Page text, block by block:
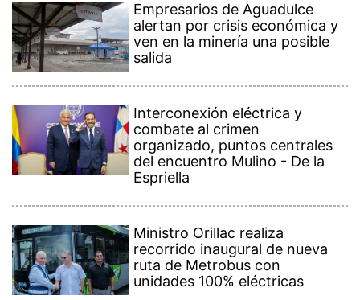
Empresarios de Aguadulce
alertan por crisis económica y
ven en la minería una posible
salida
Interconexión eléctrica y
combate al crimen
organizado, puntos centrales
del encuentro Mulino - De la
Espriella
Ministro Orillac realiza
recorrido inaugural de nueva
ruta de Metrobus con
unidades 100% eléctricas